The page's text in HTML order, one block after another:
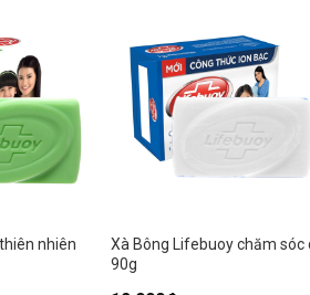
nhiên
Xà Bông Lifebuoy chăm sóc
90g